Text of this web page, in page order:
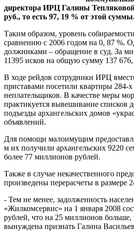
директора ИРЦ Галины
руб., то есть 97, 19 % от этой
Таким образом, уровень
сравнению с 2006 годом на 0, 87 %.
должниками – обращение в суд. За
11395 исков на общую сумму 137
В ходе рейдов сотрудники ИРЦ
приставами посетили квартиры 284-
неплательщиков. В качестве меры
практикуется вывешивание списков
подъезды архангельских домов
объявлений.
Для помощи малоимущим
м их получили архангельских 9220
более 77 миллионов рублей.
Также в случае некачественного
произведены перерасчеты в размере
- Тем не менее, задолженность
«Жилкомсервис» на 1 января 2008
рублей, что на 25 миллионов больше,
вынуждена признать Галина